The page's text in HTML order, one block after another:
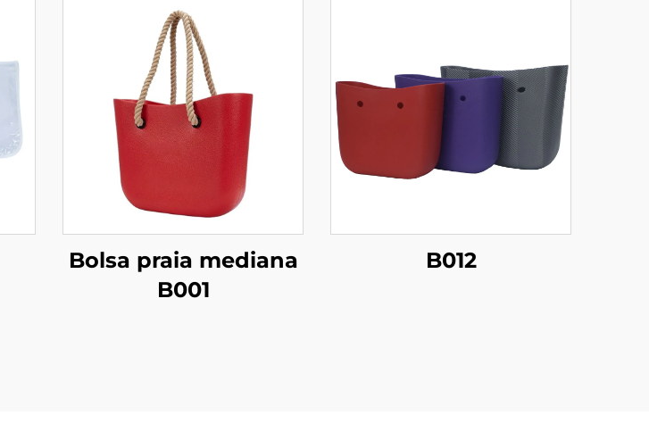
Bolsa praia mediana
B001
B012